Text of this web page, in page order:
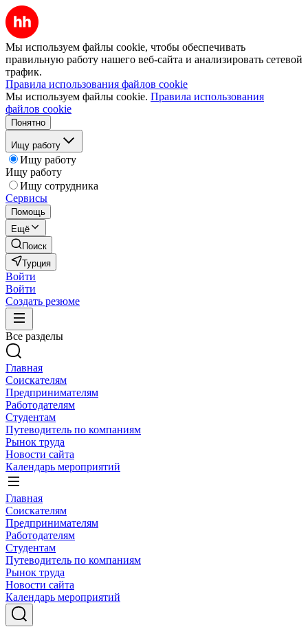
Мы используем файлы cookie, чтобы обеспечивать
правильную работу нашего веб-сайта и анализировать сетевой
трафик.
Правила использования файлов cookie
Мы используем файлы cookie. Правила использования
файлов cookie
Понятно
Ищу работу
Ищу работу
Ищу работу
Ищу сотрудника
Сервисы
Помощь
Ещё
Поиск
Турция
Войти
Войти
Создать резюме
Все разделы
Главная
Соискателям
Предпринимателям
Работодателям
Студентам
Путеводитель по компаниям
Рынок труда
Новости сайта
Календарь мероприятий
Главная
Соискателям
Предпринимателям
Работодателям
Студентам
Путеводитель по компаниям
Рынок труда
Новости сайта
Календарь мероприятий